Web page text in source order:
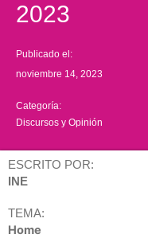
2023
Publicado el:
noviembre 14, 2023
Categoría:
Discursos y Opinión
ESCRITO POR:
INE
TEMA:
Home